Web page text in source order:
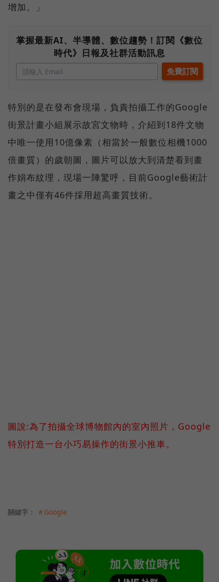
增加。」
掌握最新AI、半導體、數位趨勢！訂閱《數位
時代》日報及社群活動訊息
特別的是在發布會現場，負責拍攝工作的Google
街景計畫小組展示故宮文物時，介紹到18件文物
中唯一使用10億像素（相當於一般數位相機1000
倍畫質）的歲朝圖，圖片可以放大到清楚看到畫
作娟布紋理，現場一陣驚呼，目前Google藝術計
畫之中僅有46件採用超高畫質技術。
圖說:為了拍攝全球博物館內的室內照片，Google
特別打造一台小巧易操作的街景小推車。
關鍵字： ＃Google